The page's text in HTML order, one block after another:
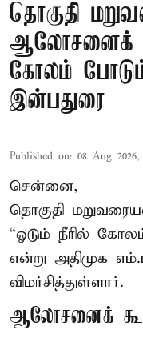
தொகுதி
ஆலோசனைக்
கோலம்
இன்பதுரை
Published on: 08 Aug
சென்னை,
தொகுதி
“ஓடும் நீரில்
என்று அதிமுக
விமர்சித்துள்ளார்.
ஆலோசனைக்